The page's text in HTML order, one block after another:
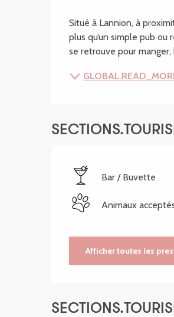
Situé à Lannion, à
plus qu’un simple pub ou
se retrouve pour
Bar / Buvette
Animaux
Afficher toutes les